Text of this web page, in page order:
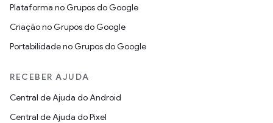
Plataforma no Grupos do Google
Criação no Grupos do Google
Portabilidade no Grupos do Google
RECEBER AJUDA
Central de Ajuda do Android
Central de Ajuda do Pixel